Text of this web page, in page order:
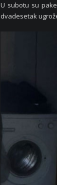
U subotu su
dvadesetak